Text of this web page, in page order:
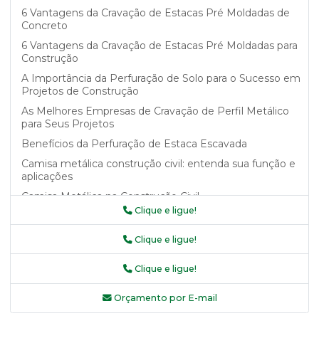
6 Vantagens da Cravação de Estacas Pré Moldadas de
Concreto
6 Vantagens da Cravação de Estacas Pré Moldadas para
Construção
A Importância da Perfuração de Solo para o Sucesso em
Projetos de Construção
As Melhores Empresas de Cravação de Perfil Metálico
para Seus Projetos
Benefícios da Perfuração de Estaca Escavada
Camisa metálica construção civil: entenda sua função e
aplicações
Camisa Metálica na Construção Civil
Camisa metálica na construção civil como garantia de
segurança e durabilidade
Camisa Metálica na Construção Civil: Benefícios e
Camisa Metálica na Construção Civil: Saiba Mais
Camisa Metálica na Construção Civil: Vantagens e
Aplicações
Clique e ligue!
Clique e ligue!
Clique e ligue!
Orçamento por E-mail